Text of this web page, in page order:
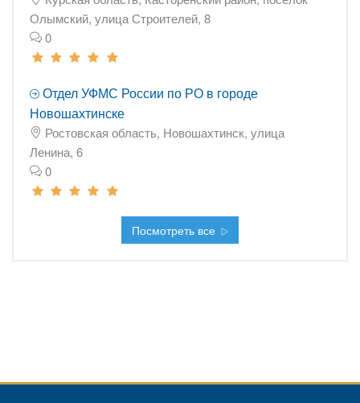
Олымский, улица Строителей, 8
0
Отдел УФМС России по РО в городе
Новошахтинске
Ростовская область, Новошахтинск, улица
Ленина, 6
0
Посмотреть все